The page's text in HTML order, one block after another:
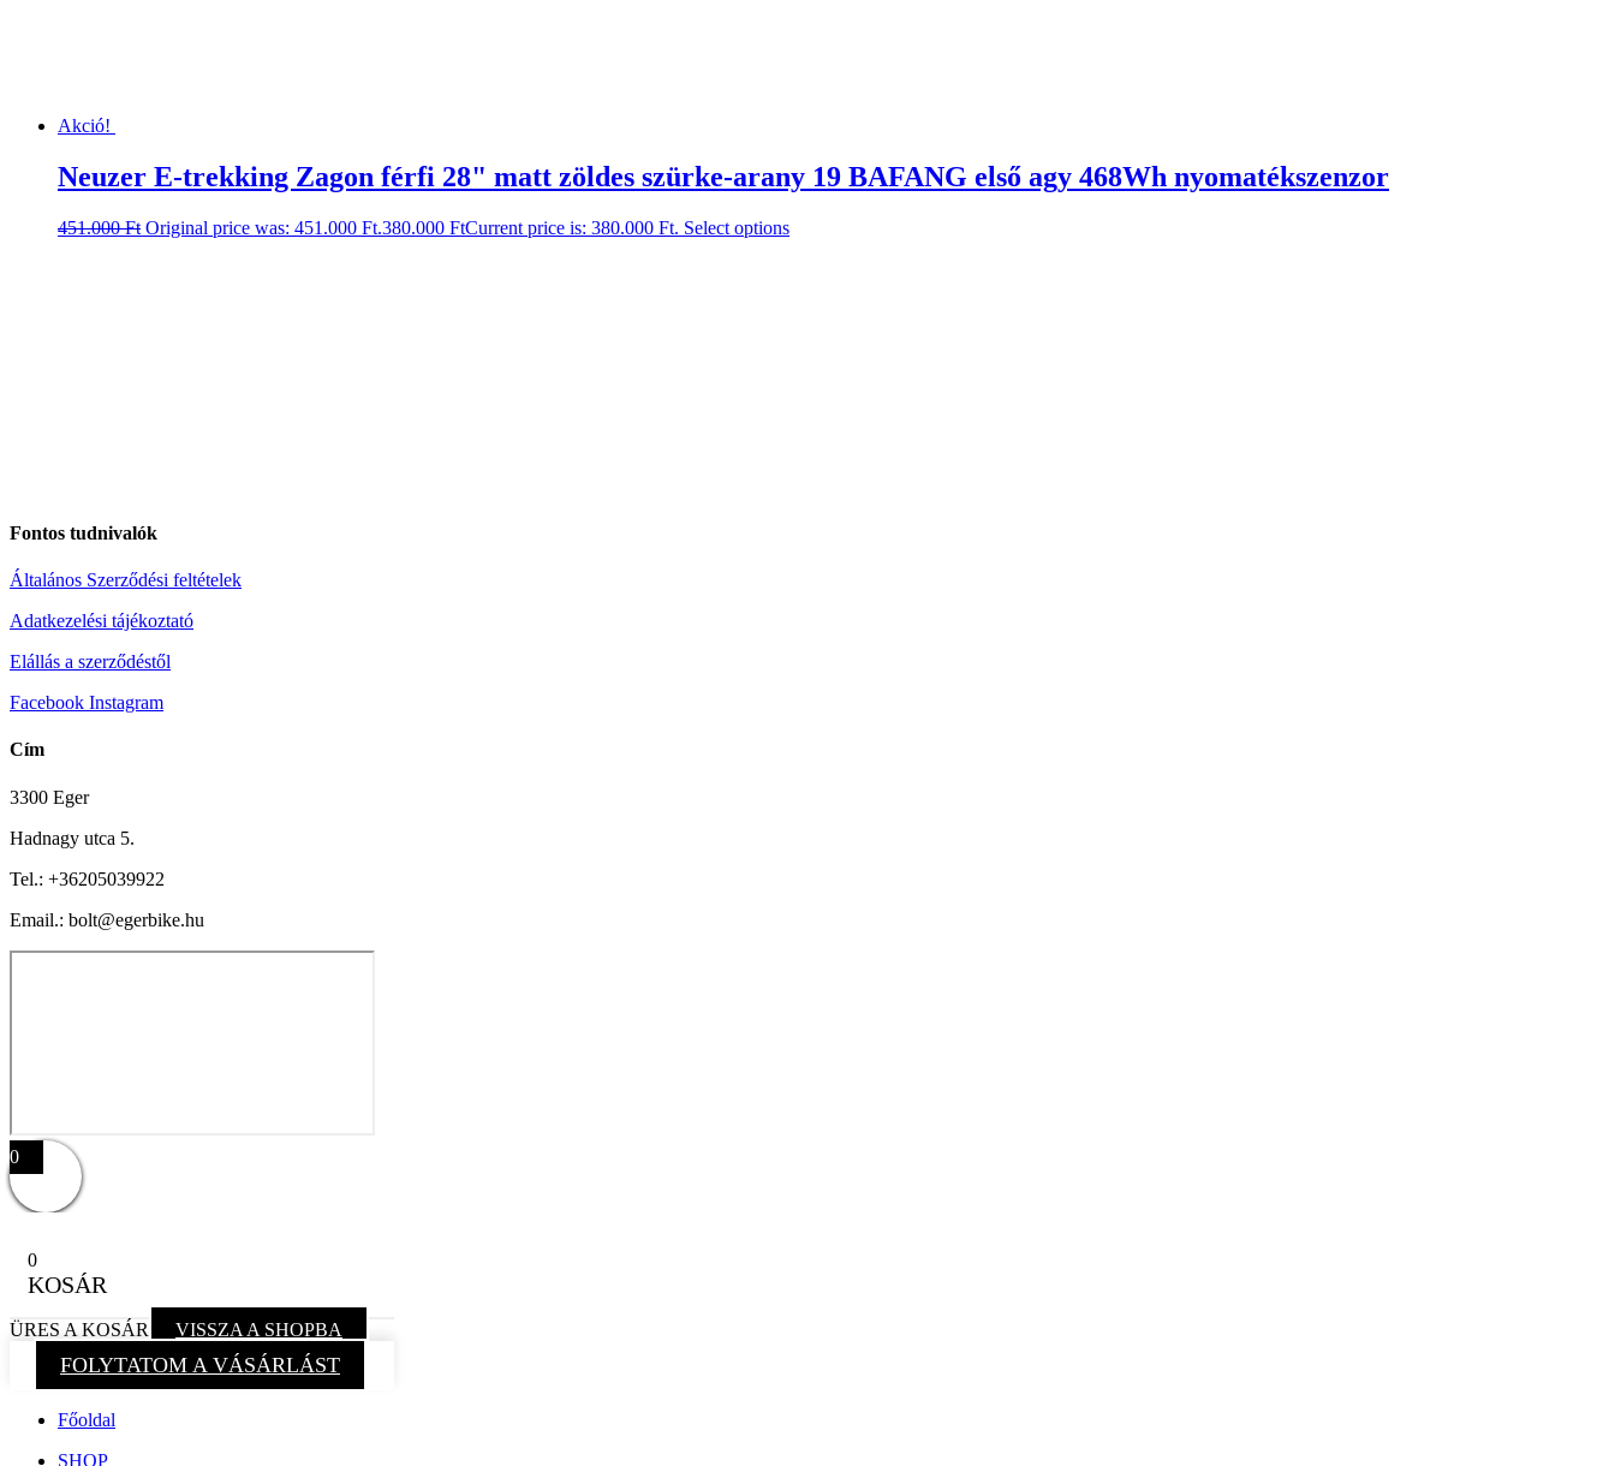
Akció!
Neuzer E-trekking Zagon férfi 28" matt zöldes szürke-arany 19 BAFANG első agy 468Wh nyomatékszenzor
451.000Ft Original price was: 451.000 Ft.380.000 FtCurrent price is: 380.000 Ft. Select options
Fontos tudnivalók
Általános Szerződési feltételek
Adatkezelési tájékoztató
Elállás a szerződéstől
Facebook Instagram
Cím
3300 Eger
Hadnagy utca 5.
Tel.: +36205039922
Email.: bolt@egerbike.hu
0
0
KOSÁR
ÜRES A KOSÁR VISSZA A SHOPBA
FOLYTATOM A VÁSÁRLÁST
Főoldal
SHOP